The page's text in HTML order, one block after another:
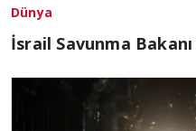
Dünya
İsrail Savunma